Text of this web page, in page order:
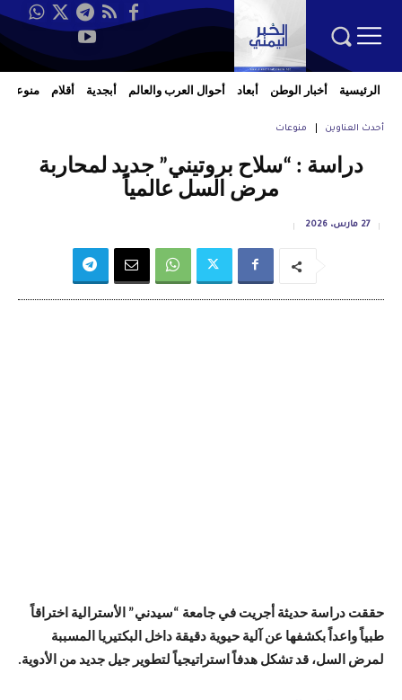
الرئيسية أخبار الوطن أبعاد أحوال العرب والعالم أبجدية أقلام منوعات
أحدث العناوين منوعات
دراسة : “سلاح بروتيني” جديد لمحاربة
مرض السل عالمياً
27 مارس، 2026
حققت دراسة حديثة أجريت في جامعة “سيدني” الأسترالية اختراقاً
طبياً واعداً بكشفها عن آلية حيوية دقيقة داخل البكتيريا المسببة
لمرض السل، قد تشكل هدفاً استراتيجياً لتطوير جيل جديد من الأدوية.